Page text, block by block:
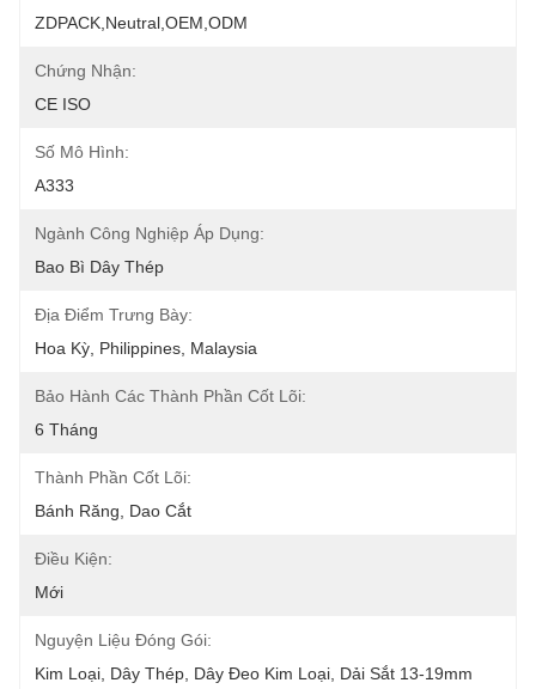
ZDPACK,neutral,OEM,ODM
Chứng Nhận:
CE ISO
Số Mô Hình:
A333
Ngành Công Nghiệp Áp Dụng:
Bao Bì Dây Thép
Địa Điểm Trưng Bày:
Hoa Kỳ, Philippines, Malaysia
Bảo Hành Các Thành Phần Cốt Lõi:
6 Tháng
Thành Phần Cốt Lõi:
Bánh Răng, Dao Cắt
Điều Kiện:
Mới
Nguyện Liệu Đóng Gói:
Kim Loại, Dây Thép, Dây Đeo Kim Loại, Dải Sắt 13-19mm